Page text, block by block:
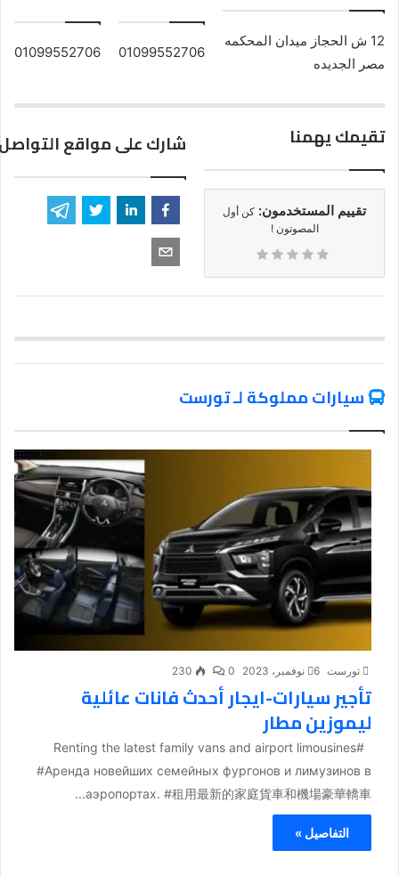
12 ش الحجاز ميدان المحكمه
مصر الجديده
01099552706
01099552706
تقيمك يهمنا
تقييم المستخدمون: كن أول
المصوتون !
شارك على مواقع
سيارات مملوكة لـ تورست
تورست 6 نوفمبر، 2023 0
230
تأجير سيارات-ايجار أحدث فانات عائلية
ليموزين مطار
#Renting the latest family vans and airport limousines
#Аренда новейших семейных фургонов и лимузинов в
аэропортах. #租用最新的家庭貨車和機場豪華轎車...
التفاصيل »